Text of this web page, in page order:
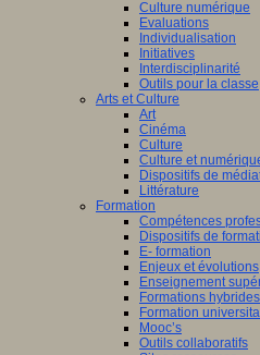
Culture numérique
Evaluations
Individualisation
Initiatives
Interdisciplinarité
Outils pour la classe
Arts et Culture
Art
Cinéma
Culture
Culture et
Dispositifs de
Littérature
Formation
Compétences
Dispositifs de
E- formation
Enjeux et évolutions
Enseignement
Formations hybrides
Formation
Mooc’s
Outils collaboratifs